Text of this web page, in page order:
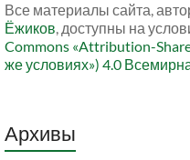
Все материалы сайта,
Ёжиков, доступны на
Commons «Attribution-
же условиях») 4.0
Архивы